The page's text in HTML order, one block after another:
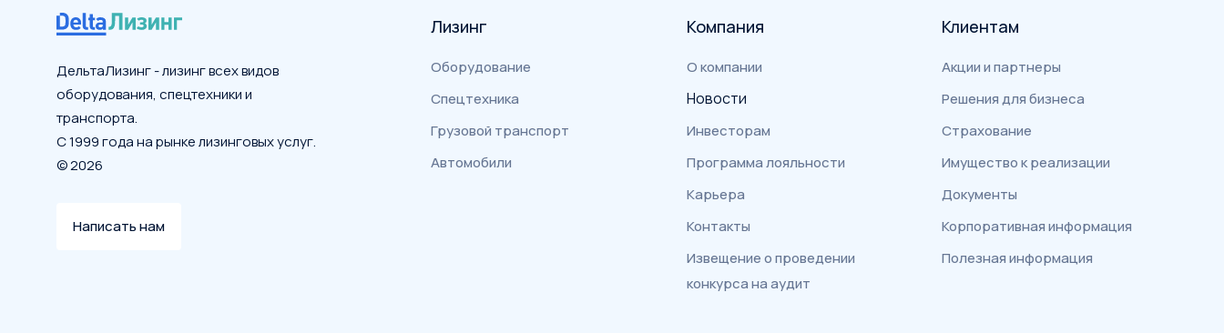
ДельтаЛизинг - лизинг всех видов
оборудования, спецтехники и
транспорта.
С 1999 года на рынке лизинговых услуг.
© 2026
Написать нам
Лизинг
Оборудование
Спецтехника
Грузовой транспорт
Автомобили
Компания
О компании
Новости
Инвесторам
Программа лояльности
Карьера
Контакты
Извещение о проведении
конкурса на аудит
Клиентам
Акции и партнеры
Решения для бизнеса
Страхование
Имущество к реализации
Документы
Корпоративная информация
Полезная информация